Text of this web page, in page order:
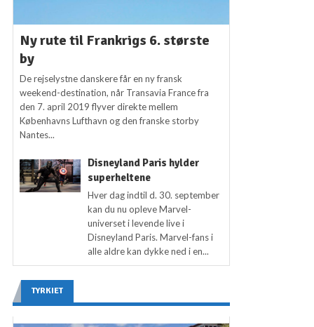
Ny rute til Frankrigs 6. største
by
De rejselystne danskere får en ny fransk
weekend-destination, når Transavia France fra
den 7. april 2019 flyver direkte mellem
Københavns Lufthavn og den franske storby
Nantes...
Disneyland Paris hylder
superheltene
Hver dag indtil d. 30. september
kan du nu opleve Marvel-
universet i levende live i
Disneyland Paris. Marvel-fans i
alle aldre kan dykke ned i en...
TYRKIET